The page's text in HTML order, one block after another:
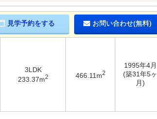
見学予約をする お問い合わせ(無料)
3LDK
233.37m2 466.11m2
1995年4月
(築31年5ヶ
月)